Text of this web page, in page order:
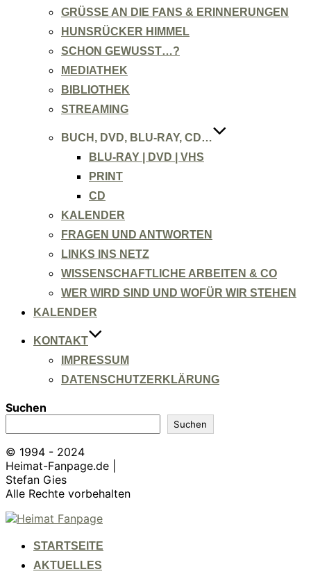
GRÜSSE AN DIE FANS & ERINNERUNGEN
HUNSRÜCKER HIMMEL
SCHON GEWUSST…?
MEDIATHEK
BIBLIOTHEK
STREAMING
BUCH, DVD, BLU-RAY, CD…
BLU-RAY | DVD | VHS
PRINT
CD
KALENDER
FRAGEN UND ANTWORTEN
LINKS INS NETZ
WISSENSCHAFTLICHE ARBEITEN & CO
WER WIRD SIND UND WOFÜR WIR STEHEN
KALENDER
KONTAKT
IMPRESSUM
DATENSCHUTZERKLÄRUNG
Suchen
Suchen
© 1994 - 2024
Heimat-Fanpage.de |
Stefan Gies
Alle Rechte vorbehalten
Zum
springenSTARTSEITE
AKTUELLES